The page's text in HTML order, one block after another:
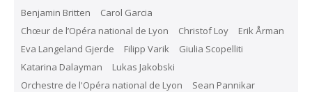
Benjamin Britten
Carol Garcia
Chœur de l’Opéra national de Lyon
Christof Loy
Erik Årman
Eva Langeland Gjerde
Filipp Varik
Giulia Scopelliti
Katarina Dalayman
Lukas Jakobski
Orchestre de l'Opéra national de Lyon
Sean Pannikar